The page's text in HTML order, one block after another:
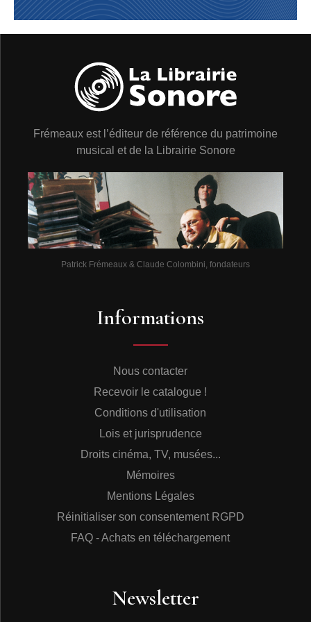
Enfin, en 2006, dix ans après la mort de Mulligan, le
les partitions de l’ensemble. Avec la formation de son «
Mulligan Mosaics Big Band », le flambeau du CJB a été
Quelques décennies auparavant, l’un des porteurs de la
Crow est un vieux routier pour Mulligan : dès le début
des années cinquante, il a été l’un des sidemen du
baryton, en particulier dans son quartet avec Art Farmer,
qui a remplacé Bob Brookmeyer pendant un temps.
Dans son livre From Birdland to Broadway, Crow a
gardé un souvenir précis de toutes les sessions avec
Mulligan, de répétitions en plein air dans Central Park
Les six musiciens – parmi lesquels Zoot Sims et Bob
par Paris, où ils ont été hébergés dans une petite
programme du music-hall du boulevard des Capucines,
Nicolas Brothers, célèbres pour leur numéro de
claquettes, et avec la chanteuse Jacqueline François.
Mulligan a corsé un peu les choses... Chaque soir, la
présentatrice de l’Olympia faisait l’introduction des
divers artistes. Le premier soir, elle les a bien présentés
avec un retentissant « et maintenant, Zéri Mouligane et
son sextette ! » Mais les jours suivants, la troupe de
Mulligan s’est un peu étiolée… La bande disposait de
beaucoup de temps libre pour visiter Paris, et
régulièrement, l’un des musiciens était absent au
coup d’œil rapide derrière le rideau, comptait les têtes,
et concluait : « …Sextette !... Quartet !... Quintette !... » .
Frémeaux est l’éditeur de référence du patrimoine
musical et de la Librairie Sonore
Patrick Frémeaux & Claude Colombini, fondateurs
Informations
Nous contacter
Recevoir le catalogue !
Conditions d'utilisation
Lois et jurisprudence
Droits cinéma, TV, musées...
Mémoires
Mentions Légales
Réinitialiser son consentement RGPD
FAQ - Achats en téléchargement
Newsletter